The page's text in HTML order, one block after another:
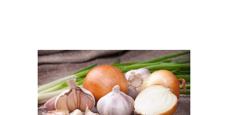
Муха в условиях